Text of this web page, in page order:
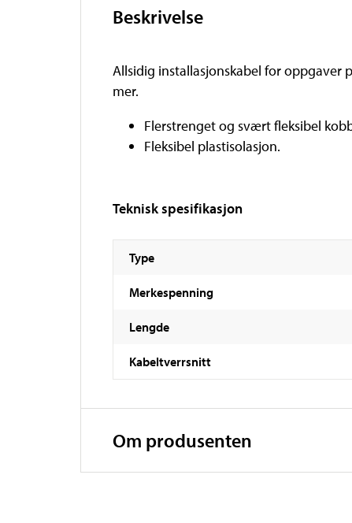
Beskrivelse
Allsidig installasjonskabel for oppgaver
mer.
Flerstrenget og svært fleksibel
Fleksibel plastisolasjon.
Teknisk spesifikasjon
Type
Merkespenning
Lengde
Kabeltverrsnitt
Om produsenten